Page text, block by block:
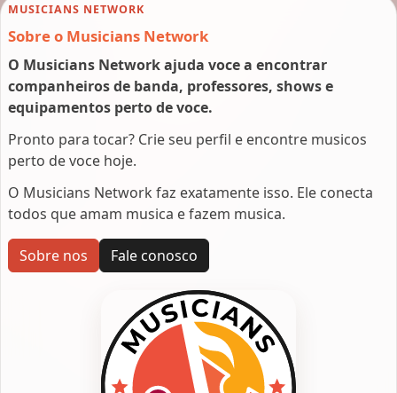
MUSICIANS NETWORK
Sobre o Musicians Network
O Musicians Network ajuda voce a encontrar
companheiros de banda, professores, shows e
equipamentos perto de voce.
Pronto para tocar? Crie seu perfil e encontre musicos
perto de voce hoje.
O Musicians Network faz exatamente isso. Ele conecta
todos que amam musica e fazem musica.
Sobre nos Fale conosco